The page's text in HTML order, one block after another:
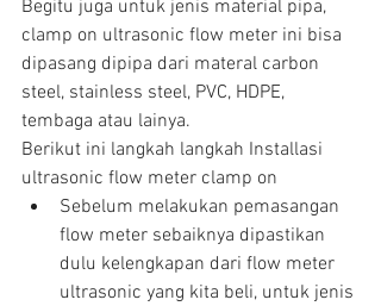
Begitu juga untuk jenis material pipa,
clamp on ultrasonic flow meter ini bisa
dipasang dipipa dari materal carbon
steel, stainless steel, PVC, HDPE,
tembaga atau lainya.
Berikut ini langkah langkah Installasi
ultrasonic flow meter clamp on
Sebelum melakukan pemasangan
flow meter sebaiknya dipastikan
dulu kelengkapan dari flow meter
ultrasonic yang kita beli, untuk jenis